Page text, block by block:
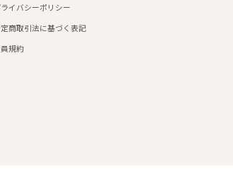
イバシーポリシー
商取引法に基づく表記
規約